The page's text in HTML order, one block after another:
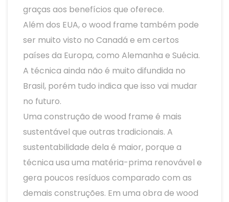
graças aos benefícios que oferece.
Além dos EUA, o wood frame também pode
ser muito visto no Canadá e em certos
países da Europa, como Alemanha e Suécia.
A técnica ainda não é muito difundida no
Brasil, porém tudo indica que isso vai mudar
no futuro.
Uma construção de wood frame é mais
sustentável que outras tradicionais. A
sustentabilidade dela é maior, porque a
técnica usa uma matéria-prima renovável e
gera poucos resíduos comparado com as
demais construções. Em uma obra de wood